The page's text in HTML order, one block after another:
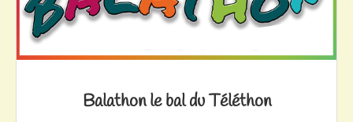
Balathon le bal du Téléthon